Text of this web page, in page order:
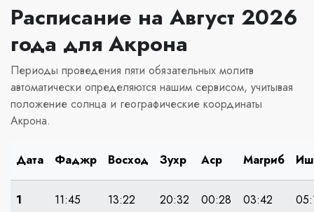
Расписание на Август 2026
года для Акрона
Периоды проведения пяти обязательных молитв
автоматически определяются нашим сервисом, учитывая
положение солнца и географические координаты
Акрона.
Дата Фаджр Восход Зухр Аср Магриб
1 11:45 13:22 20:32 00:28 03:42